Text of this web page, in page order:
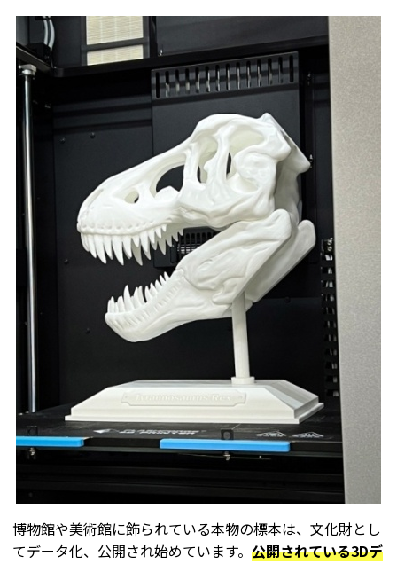
博物館や美術館に飾られている本物の標本は、文化財とし
てデータ化、公開され始めています。 公開されている3Dデ